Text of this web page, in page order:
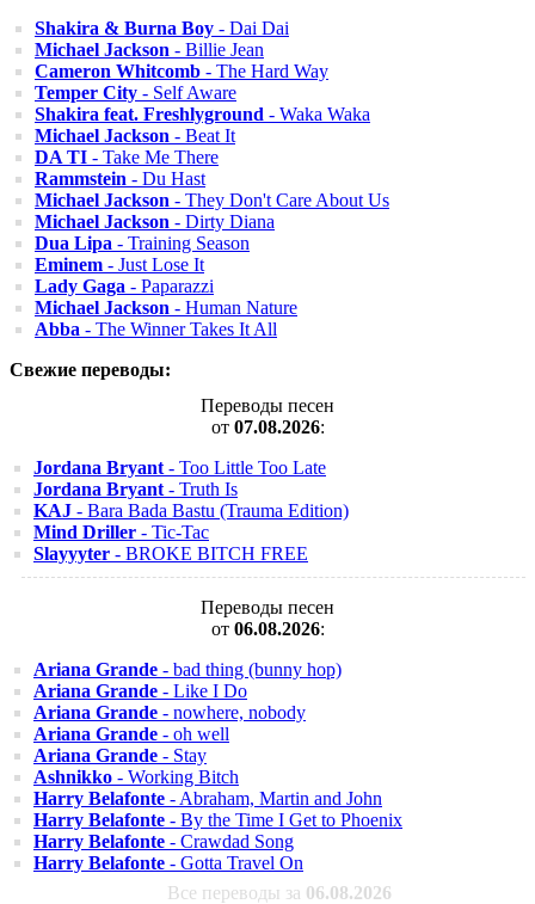
Shakira & Burna Boy - Dai Dai
Michael Jackson - Billie Jean
Cameron Whitcomb - The Hard Way
Temper City - Self Aware
Shakira feat. Freshlyground - Waka Waka
Michael Jackson - Beat It
DA TI - Take Me There
Rammstein - Du Hast
Michael Jackson - They Don't Care About Us
Michael Jackson - Dirty Diana
Dua Lipa - Training Season
Eminem - Just Lose It
Lady Gaga - Paparazzi
Michael Jackson - Human Nature
Abba - The Winner Takes It All
Свежие переводы:
Переводы песен
от 07.08.2026:
Jordana Bryant - Too Little Too Late
Jordana Bryant - Truth Is
KAJ - Bara Bada Bastu (Trauma Edition)
Mind Driller - Tic-Tac
Slayyyter - BROKE BITCH FREE
Переводы песен
от 06.08.2026:
Ariana Grande - bad thing (bunny hop)
Ariana Grande - Like I Do
Ariana Grande - nowhere, nobody
Ariana Grande - oh well
Ariana Grande - Stay
Ashnikko - Working Bitch
Harry Belafonte - Abraham, Martin and John
Harry Belafonte - By the Time I Get to Phoenix
Harry Belafonte - Crawdad Song
Harry Belafonte - Gotta Travel On
Все переводы за 06.08.2026